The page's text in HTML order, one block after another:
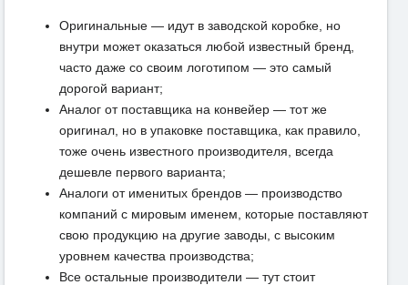
Оригинальные — идут в заводской коробке, но
внутри может оказаться любой известный бренд,
часто даже со своим логотипом — это самый
дорогой вариант;
Аналог от поставщика на конвейер — тот же
оригинал, но в упаковке поставщика, как правило,
тоже очень известного производителя, всегда
дешевле первого варианта;
Аналоги от именитых брендов — производство
компаний с мировым именем, которые поставляют
свою продукцию на другие заводы, с высоким
уровнем качества производства;
Все остальные производители — тут стоит